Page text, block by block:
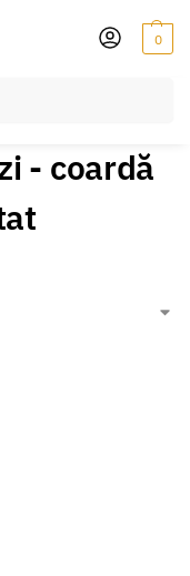
0
- coardă